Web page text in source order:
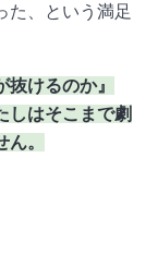
た、という満足
けるのか』
しはそこまで劇
。